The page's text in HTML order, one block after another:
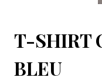
T-SHIRT
BLEU